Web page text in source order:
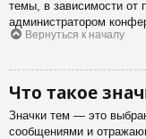
темы, в зависимости от
администратором
Вернуться к началу
Что такое
Значки тем — это
сообщениями и